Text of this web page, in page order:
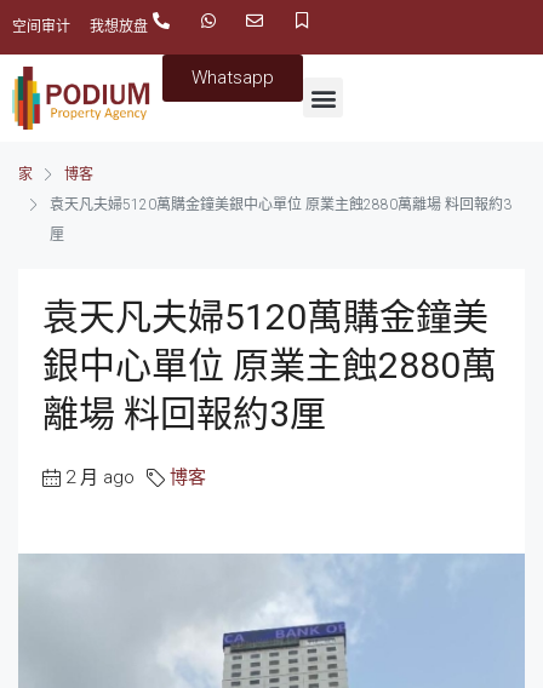
空间审计 我想放盘
Whatsapp
家
博客
袁天凡夫婦5120萬購金鐘美銀中心單位 原業主蝕2880萬離場 料回報約3
厘
袁天凡夫婦5120萬購金鐘美
銀中心單位 原業主蝕2880萬
離場 料回報約3厘
2 月 ago 博客